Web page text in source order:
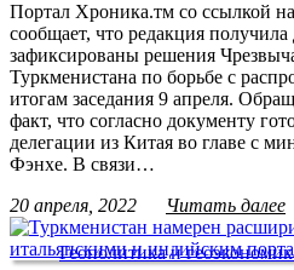
Портал Хроника.тм со ссылкой
сообщает, что редакция
зафиксированы решения
Туркменистана по борьбе с
итогам заседания 9 апреля.
факт, что согласно документу
делегации из Китая во главе с
Фэнхе. В связи…
20 апреля, 2022
Читать далее
Геополитика и